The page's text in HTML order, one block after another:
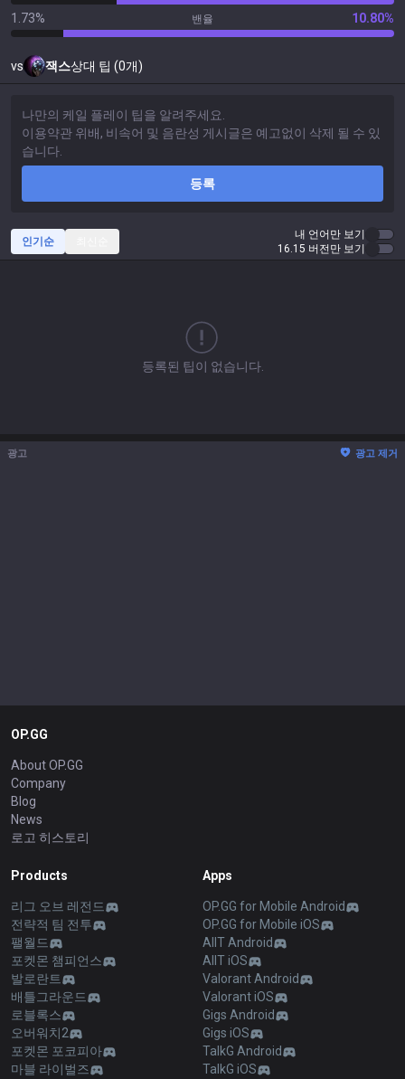
1.73% 밴율 10.80%
vs 잭스상대 팁 (0개)
등록
인기순
내 언어만 보기
16.15 버전만 보기
등록된 팁이 없습니다.
광고 광고 제거
OP.GG
About OP.GG
Company
Blog
News
로고 히스토리
Products
리그 오브 레전드
전략적 팀 전투
팰월드
포켓몬 챔피언스
발로란트
배틀그라운드
로블록스
오버워치2
포켓몬 포코피아
마블 라이벌즈
Apps
OP.GG for Mobile Android
OP.GG for Mobile iOS
AllT Android
AllT iOS
Valorant Android
Valorant iOS
Gigs Android
Gigs iOS
TalkG Android
TalkG iOS